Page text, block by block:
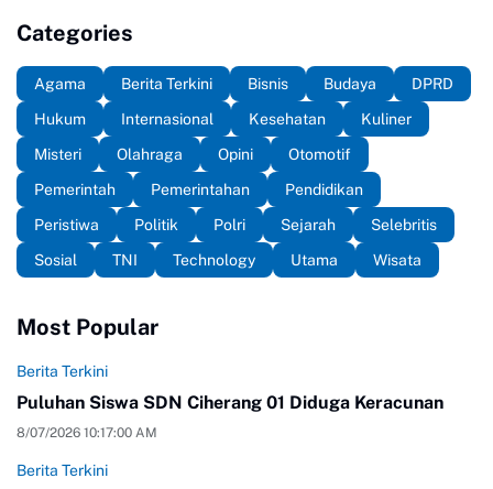
Categories
Agama Berita Terkini Bisnis Budaya
DPRD
Hukum
Internasional Kesehatan
Kuliner
Misteri
Olahraga Opini
Otomotif
Pemerintah
Pemerintahan
Pendidikan
Peristiwa
Politik Polri Sejarah
Selebritis
Sosial
TNI Technology Utama Wisata
Most Popular
Berita Terkini
Puluhan Siswa SDN Ciherang 01 Diduga Keracunan
8/07/2026 10:17:00 AM
Berita Terkini